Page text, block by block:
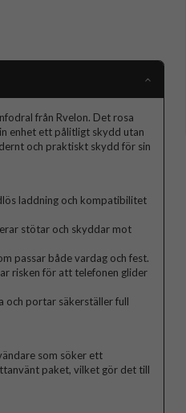
från Rvelon. Det rosa
enhet ett pålitligt skydd utan
och praktiskt skydd för sin
laddning och kompatibilitet
stötar och skyddar mot
passar både vardag och fest.
risken för att telefonen glider
och portar säkerställer full
som söker ett
paket, vilket gör det till